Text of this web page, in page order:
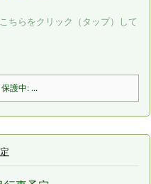
ちらをクリック（タップ）して
護中: ...